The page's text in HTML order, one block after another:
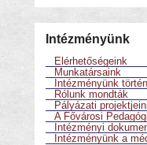
Intézményünk
Elérhetőségeink
Munkatársaink
Intézményünk
Rólunk mondták
Pályázati
A Fővárosi
Intézményi
Intézményünk a